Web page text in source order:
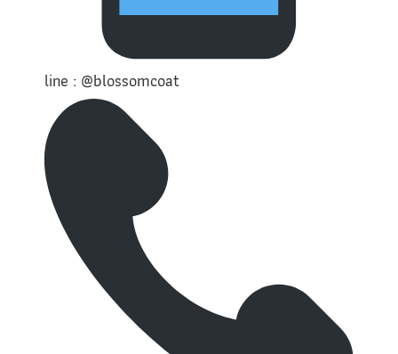
line : @blossomcoat